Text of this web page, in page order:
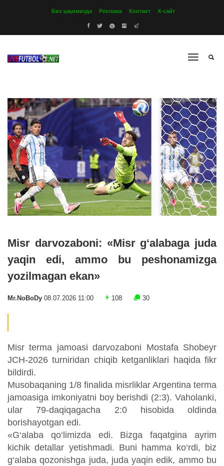
Биз ҳақимизда Реклама Контакт Х-сайт
Misr darvozaboni: «Misr g‘alabaga juda
yaqin edi, ammo bu peshonamizga
yozilmagan ekan»
Mr.NoBoDy 08.07.2026 11:00 108 30
Misr terma jamoasi darvozaboni Mostafa Shobeyr
JCH-2026 turniridan chiqib ketganliklari haqida fikr
bildirdi.
Musobaqaning 1/8 finalida misrliklar Argentina terma
jamoasiga imkoniyatni boy berishdi (2:3). Vaholanki,
ular 79-daqiqagacha 2:0 hisobida oldinda
borishayotgan edi.
«G‘alaba qo‘limizda edi. Bizga faqatgina ayrim
kichik detallar yetishmadi. Buni hamma ko‘rdi, biz
g‘alaba qozonishga juda, juda yaqin edik, ammo bu